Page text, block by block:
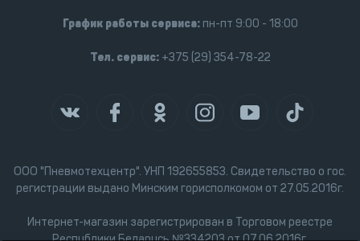
ООО "Пневмотехцентр". УНП 192655853. Свидетельство о гос.
регистрации выдано Минским горисполкомом от 27.05.2016г.
Интернет-магазин зарегистрирован в Торговом реестре
График работы сервиса:пн-пт 9:00 - 18:00
Тел. сервис:+375 (29) 354-78-22